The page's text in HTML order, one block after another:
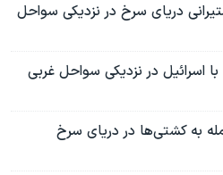
دریای سرخ در نزدیکی سواحل
اسرائیل در نزدیکی سواحل غربی
به کشتی‌ها در دریای سرخ